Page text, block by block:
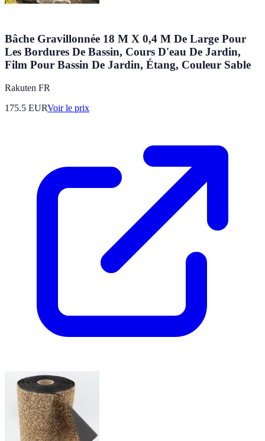
Bâche Gravillonnée 18 M X 0,4 M De Large Pour
Les Bordures De Bassin, Cours D'eau De Jardin,
Film Pour Bassin De Jardin, Étang, Couleur Sable
Rakuten FR
175.5 EURVoir le prix